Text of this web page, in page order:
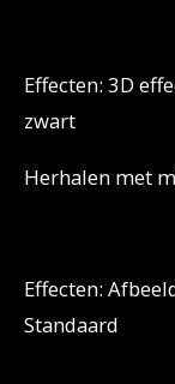
Effecten: 3D
zwart
Herhalen met
Effecten:
Standaard